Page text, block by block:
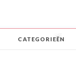
CATEGORIEËN